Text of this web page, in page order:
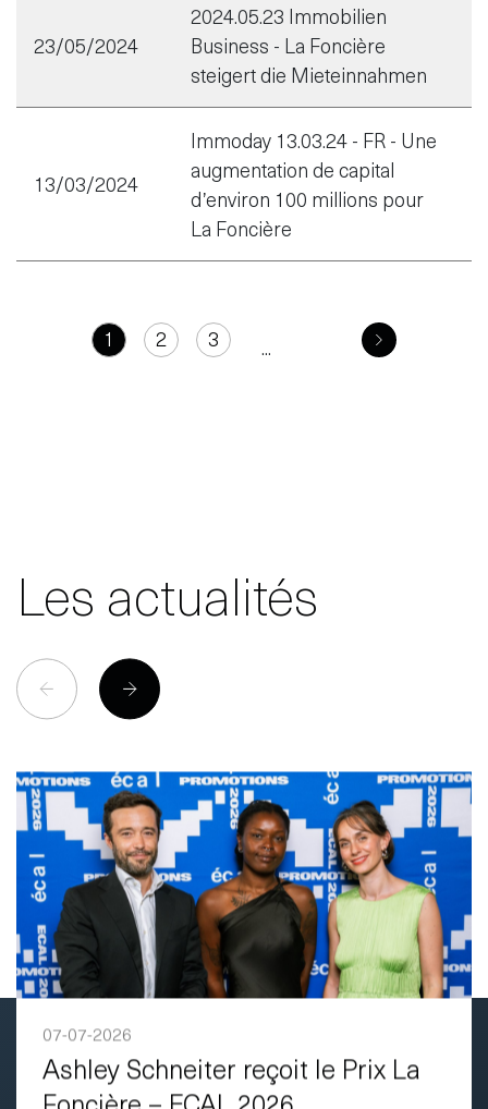
23/05/2024
2024.05.23 Immobilien
Business - La Foncière
steigert die Mieteinnahmen
13/03/2024
Immoday 13.03.24 - FR - Une
augmentation de capital
d’environ 100 millions pour
La Foncière
1 2 3 ...
Les actualités
07-07-2026
Ashley Schneiter reçoit le Prix La